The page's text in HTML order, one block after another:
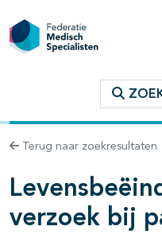
Terug naar zoekresultaten
verzoek bij
openklappen